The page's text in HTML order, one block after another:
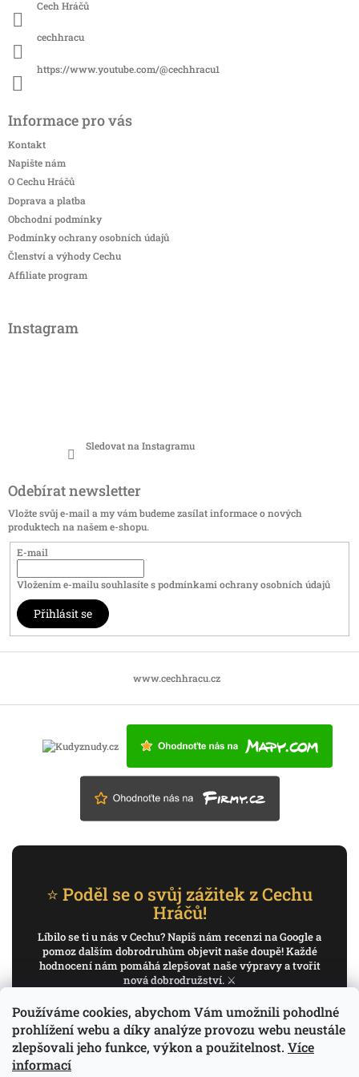
Používáme cookies, abychom Vám umožnili pohodlné
prohlížení webu a díky analýze provozu webu neustále
zlepšovali jeho funkce, výkon a použitelnost. Více
informací
Cech Hráčů
cechhracu
https://www.youtube.com/@cechhracu1
Informace pro vás
Kontakt
Napište nám
O Cechu Hráčů
Doprava a platba
Obchodní podmínky
Podmínky ochrany osobních údajů
Členství a výhody Cechu
Affiliate program
Instagram
Sledovat na Instagramu
Odebírat newsletter
Vložte svůj e-mail a my vám budeme zasílat informace o nových
produktech na našem e-shopu.
E-mail
Vložením e-mailu souhlasíte spodmínkami ochrany osobních údajů
Přihlásit se
www.cechhracu.cz
⭐ Poděl se o svůj zážitek z Cechu
Hráčů!
Líbilo se ti u nás v Cechu? Napiš nám recenzi na Google a
pomoz dalším dobrodruhům objevit naše doupě! Každé
hodnocení nám pomáhá zlepšovat naše výpravy a tvořit
nová dobrodružství. ⚔️
✍️ Napiš recenzi na Google
Děkujeme, že pomáháš psát příběh Cechu Hráčů.